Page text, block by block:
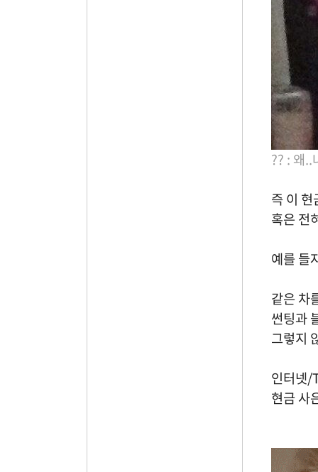
?? : 왜..
즉 이
혹은 전
예를 들
같은 차
썬팅과
그렇지
인터넷/
현금 사